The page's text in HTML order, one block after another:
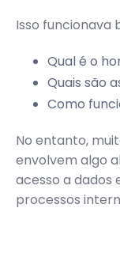
Isso funcionava
Qual é o
Quais são
Como
No entanto,
envolvem algo
acesso a dados
processos